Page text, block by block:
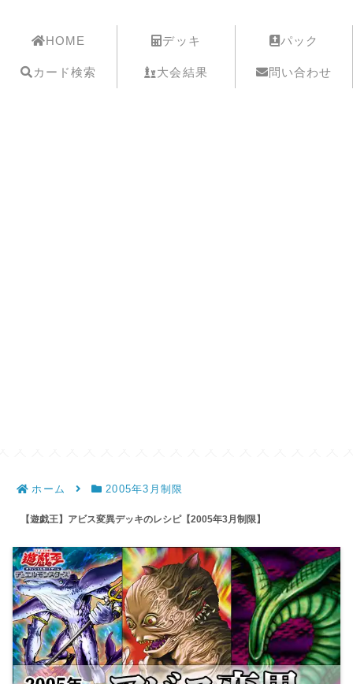
HOME デッキ パック
カード検索 大会結果 問い合わせ
ホーム 2005年3月制限
【遊戯王】アビス変異デッキのレシピ【2005年3月制限】